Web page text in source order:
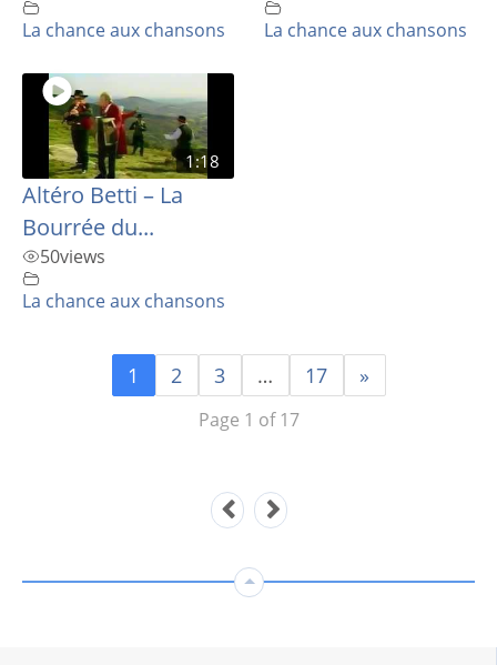
La chance aux chansons
La chance aux chansons
1:18
Altéro Betti – La
Bourrée du...
50views
La chance aux chansons
1 2 3 … 17 »
Page 1 of 17